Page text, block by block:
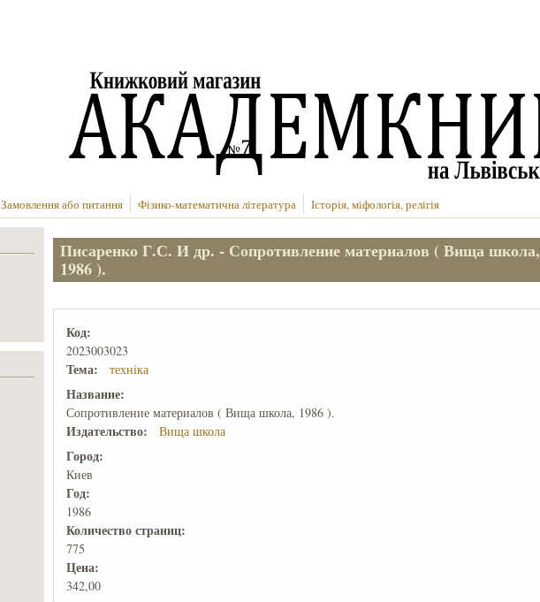
Замовлення або питання Фізико-математична література Історія, міфологія, релігія
Писаренко Г.С. И др. - Сопротивление материалов ( Вища школа,
1986 ).
Код:
2023003023
Тема: техніка
Название:
Сопротивление материалов ( Вища школа, 1986 ).
Издательство: Вища школа
Город:
Киев
Год:
1986
Количеcтво страниц:
775
Цена:
342,00